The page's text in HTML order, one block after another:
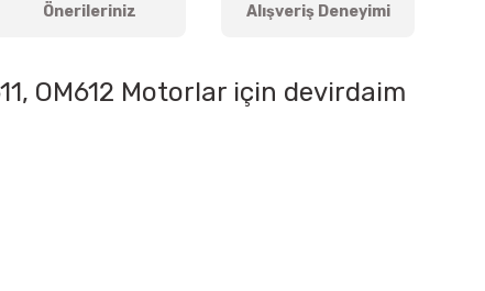
Önerileriniz Alışveriş Deneyimi
OM612 Motorlar için devirdaim